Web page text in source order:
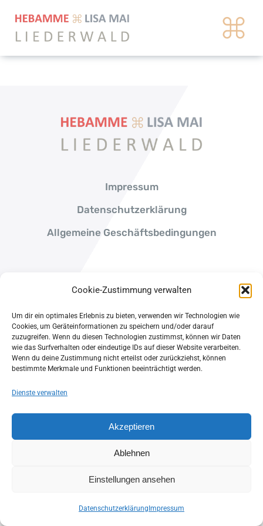
Cookie-Zustimmung verwalten
Um dir ein optimales Erlebnis zu bieten, verwenden wir Technologien wie
Cookies, um Geräteinformationen zu speichern und/oder darauf
zuzugreifen. Wenn du diesen Technologien zustimmst, können wir Daten
wie das Surfverhalten oder eindeutige IDs auf dieser Website verarbeiten.
Wenn du deine Zustimmung nicht erteilst oder zurückziehst, können
bestimmte Merkmale und Funktionen beeinträchtigt werden.
Dienste verwalten
Akzeptieren
Ablehnen
Einstellungen ansehen
Datenschutzerklärung Impressum
Inhalt
springen
Impressum
Datenschutzerklärung
Allgemeine Geschäftsbedingungen